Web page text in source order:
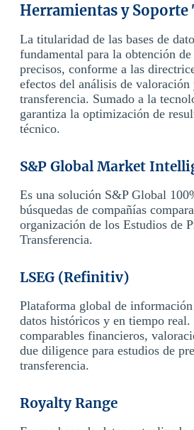
Herramientas y Soporte
La titularidad de las bases de
fundamental para la obtención de
precisos, conforme a las
efectos del análisis de valoración
transferencia. Sumado a la
garantiza la optimización de
técnico.
S&P Global Market
Es una solución S&P Global
búsquedas de compañías
organización de los Estudios de
Transferencia.
LSEG (Refinitiv​)
Plataforma global de información
datos históricos y en tiempo real.
comparables financieros,
due diligence para estudios de
transferencia.
Royalty Range